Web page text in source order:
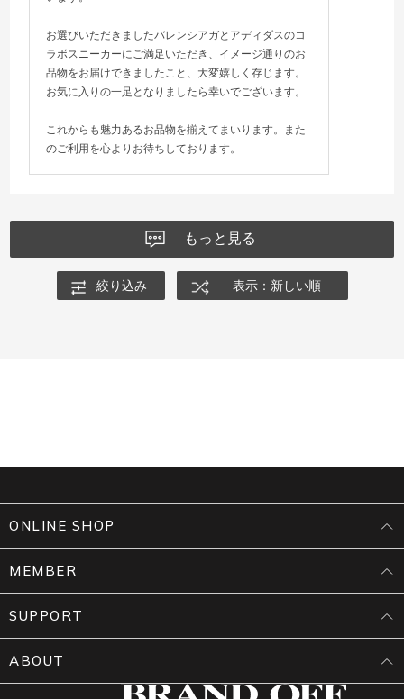
お選びいただきましたバレンシアガとアディダスのコ
ラボスニーカーにご満足いただき、イメージ通りのお
品物をお届けできましたこと、大変嬉しく存じます。
お気に入りの一足となりましたら幸いでございます。
これからも魅力あるお品物を揃えてまいります。また
のご利用を心よりお待ちしております。
もっと見る
絞り込み 表示：新しい順
ONLINE SHOP
MEMBER
SUPPORT
ABOUT